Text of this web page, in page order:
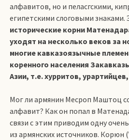
алфавитов, но и пеласгскими,
египетскими слоговыми знаками.
исторические корни
уходят на несколько веков за
многие кавказоязычные
коренного населения
Азии, т.е. хурритов,
Мог ли армянин Месроп Маштоц
алфавит? Как он попал в
связи с этим приводим одну
из армянских источников. Корюн